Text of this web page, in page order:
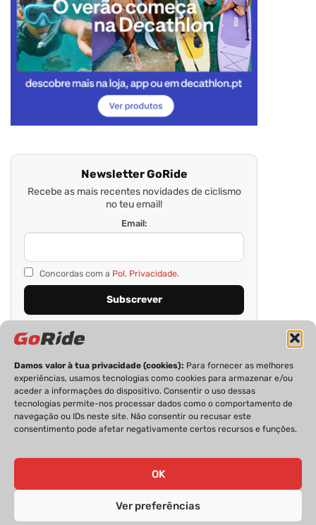
Damos valor à tua privacidade (cookies): Para fornecer as melhores
experiências, usamos tecnologias como cookies para armazenar e/ou
aceder a informações do dispositivo. Consentir o uso dessas
tecnologias permite-nos processar dados como o comportamento de
navegação ou IDs neste site. Não consentir ou recusar este
consentimento pode afetar negativamente certos recursos e funções.
OK
Ver preferências
Newsletter GoRide
Recebe as mais recentes novidades de ciclismo
no teu email!
Email:
Concordas com a Pol. Privacidade.
PRIVACIDADE FICHA TÉCNICA
ESTATUTO EDITORIAL